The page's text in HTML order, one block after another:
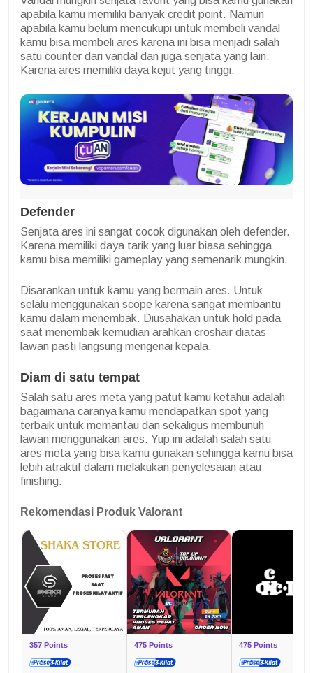
apabila kamu memiliki banyak credit point. Namun
apabila kamu belum mencukupi untuk membeli vandal
kamu bisa membeli ares karena ini bisa menjadi salah
satu counter dari vandal dan juga senjata yang lain.
Karena ares memiliki daya kejut yang tinggi.
Defender
Senjata ares ini sangat cocok digunakan oleh defender.
Karena memiliki daya tarik yang luar biasa sehingga
kamu bisa memiliki gameplay yang semenarik mungkin.
Disarankan untuk kamu yang bermain ares. Untuk
selalu menggunakan scope karena sangat membantu
kamu dalam menembak. Diusahakan untuk hold pada
saat menembak kemudian arahkan croshair diatas
lawan pasti langsung mengenai kepala.
Diam di satu tempat
Salah satu ares meta yang patut kamu ketahui adalah
bagaimana caranya kamu mendapatkan spot yang
terbaik untuk memantau dan sekaligus membunuh
lawan menggunakan ares. Yup ini adalah salah satu
ares meta yang bisa kamu gunakan sehingga kamu bisa
lebih atraktif dalam melakukan penyelesaian atau
finishing.
Rekomendasi Produk Valorant
357 Points 475 Points 475 Points